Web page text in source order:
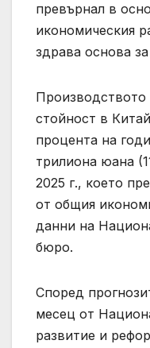
превърнал в
икономическия
здрава основа
Производството
стойност в
процента на
трилиона юана
2025 г., което
от общия
данни на
бюро.
Според
месец от
развитие и